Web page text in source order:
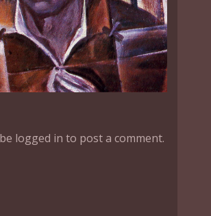
logged in to post a comment.